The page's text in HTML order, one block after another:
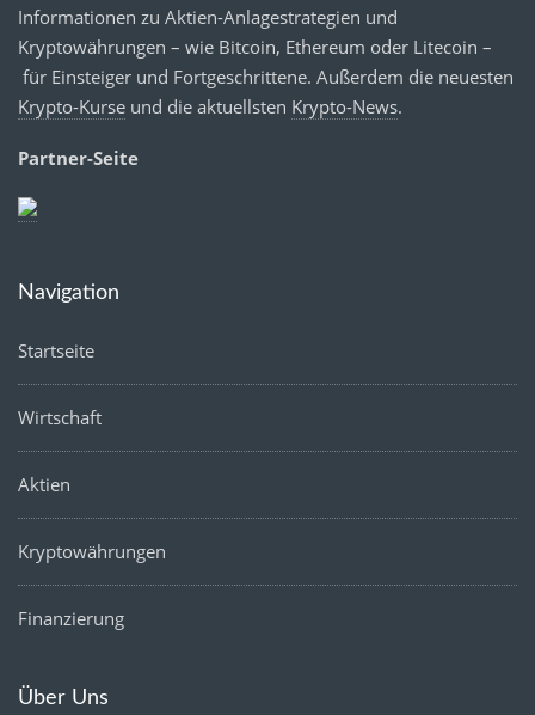
Informationen zu Aktien-Anlagestrategien und
Kryptowährungen – wie Bitcoin, Ethereum oder Litecoin –
für Einsteiger und Fortgeschrittene. Außerdem die neuesten
Krypto-Kurse und die aktuellsten Krypto-News.
Partner-Seite
Navigation
Startseite
Wirtschaft
Aktien
Kryptowährungen
Finanzierung
Über Uns